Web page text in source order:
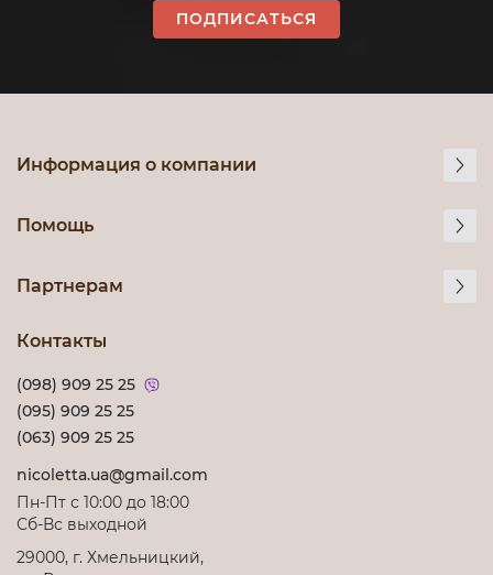
ПОДПИСАТЬСЯ
Информация о компании
Помощь
Партнерам
Контакты
(098) 909 25 25
(095) 909 25 25
(063) 909 25 25
nicoletta.ua@gmail.com
Пн-Пт с 10:00 до 18:00
Сб-Вс выходной
29000, г. Хмельницкий,